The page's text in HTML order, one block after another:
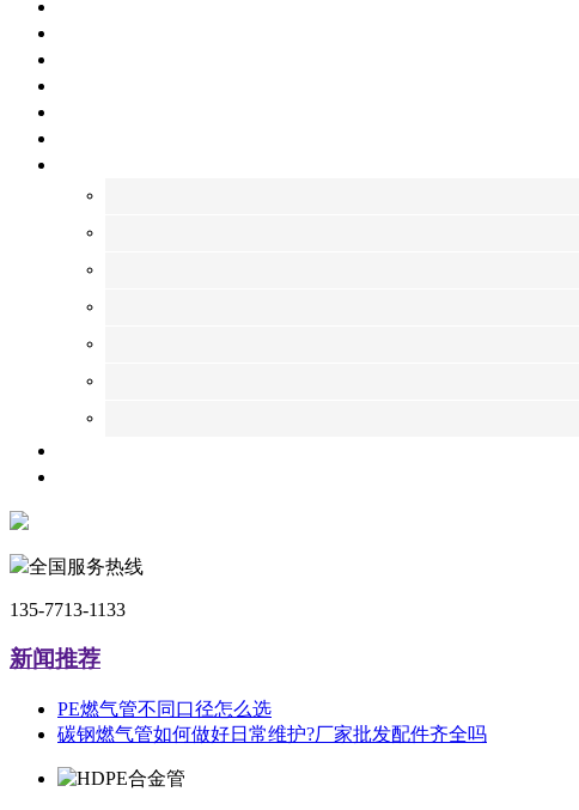
全国服务热线
135-7713-1133
新闻推荐
PE燃气管不同口径怎么选
碳钢燃气管如何做好日常维护?厂家批发配件齐全吗